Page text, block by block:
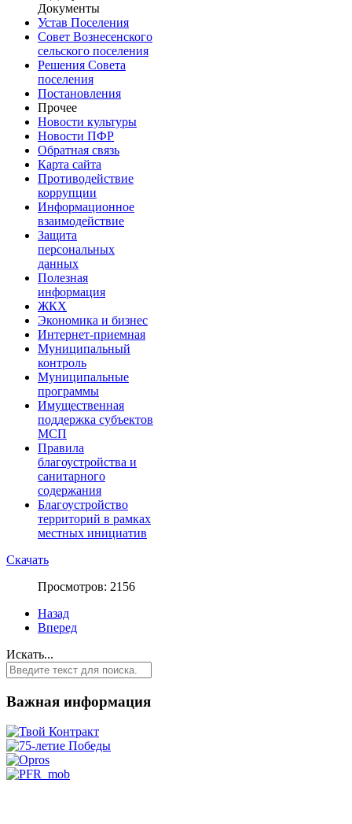
Документы
Устав Поселения
Совет Вознесенского
сельского поселения
Решения Совета
поселения
Постановления
Прочее
Новости культуры
Новости ПФР
Обратная связь
Карта сайта
Противодействие
коррупции
Информационное
взаимодействие
Защита
персональных
данных
Полезная
информация
ЖКХ
Экономика и бизнес
Интернет-приемная
Муниципальный
контроль
Муниципальные
программы
Имущественная
поддержка субъектов
МСП
Правила
благоустройства и
санитарного
содержания
Благоустройство
территорий в рамках
местных инициатив
Скачать
Просмотров: 2156
Назад
Вперед
Искать...
Важная информация